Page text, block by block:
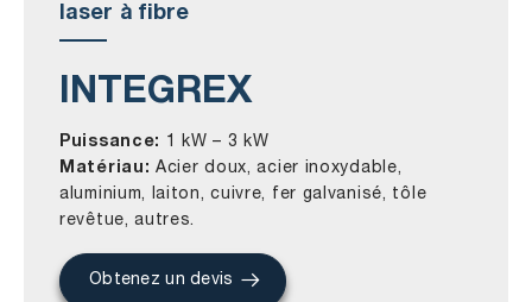
laser à fibre
INTEGREX
Puissance: 1 kW – 3 kW
Matériau: Acier doux, acier inoxydable,
aluminium, laiton, cuivre, fer galvanisé, tôle
revêtue, autres.
Obtenez un devis